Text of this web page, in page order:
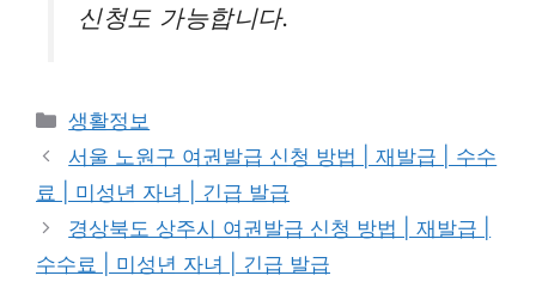
신청도 가능합니다.
카
테
고
리
생활정보
서울 노원구 여권발급 신청 방법 | 재발급 | 수수
료 | 미성년 자녀 | 긴급 발급
경상북도 상주시 여권발급 신청 방법 | 재발급 |
수수료 | 미성년 자녀 | 긴급 발급